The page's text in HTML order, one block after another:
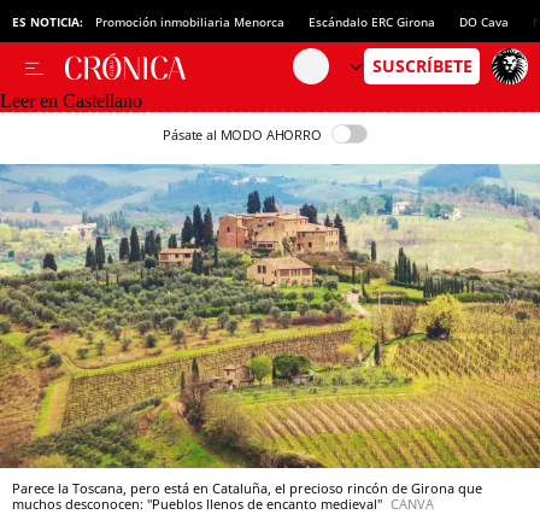
ES NOTICIA: Promoción inmobiliaria Menorca Escándalo ERC Girona DO Cava
Leer en Castellano
Pásate al MODO AHORRO
Parece la Toscana, pero está en Cataluña, el precioso rincón de Girona que
muchos desconocen: "Pueblos llenos de encanto medieval" CANVA